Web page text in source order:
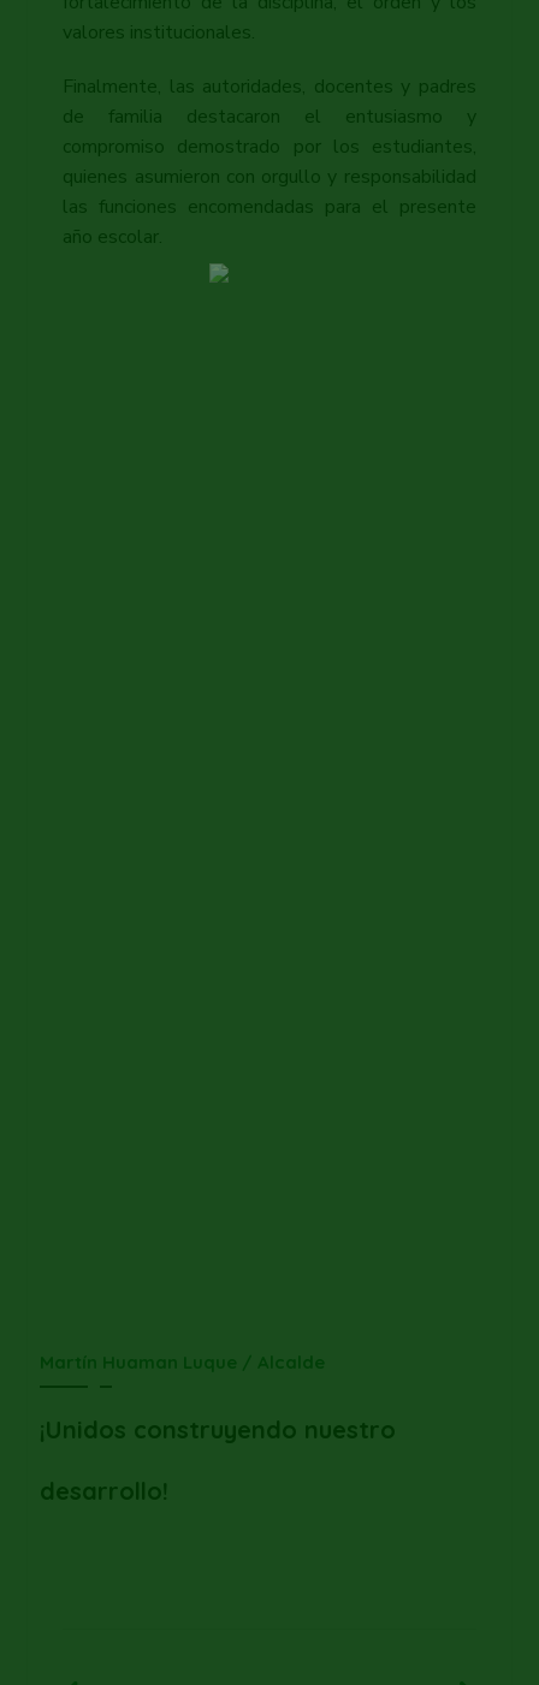
valores institucionales.
Finalmente, las autoridades, docentes y padres
de familia destacaron el entusiasmo y
compromiso demostrado por los estudiantes,
quienes asumieron con orgullo y responsabilidad
las funciones encomendadas para el presente
año escolar.
Martín Huaman Luque / Alcalde
¡Unidos construyendo nuestro
desarrollo!